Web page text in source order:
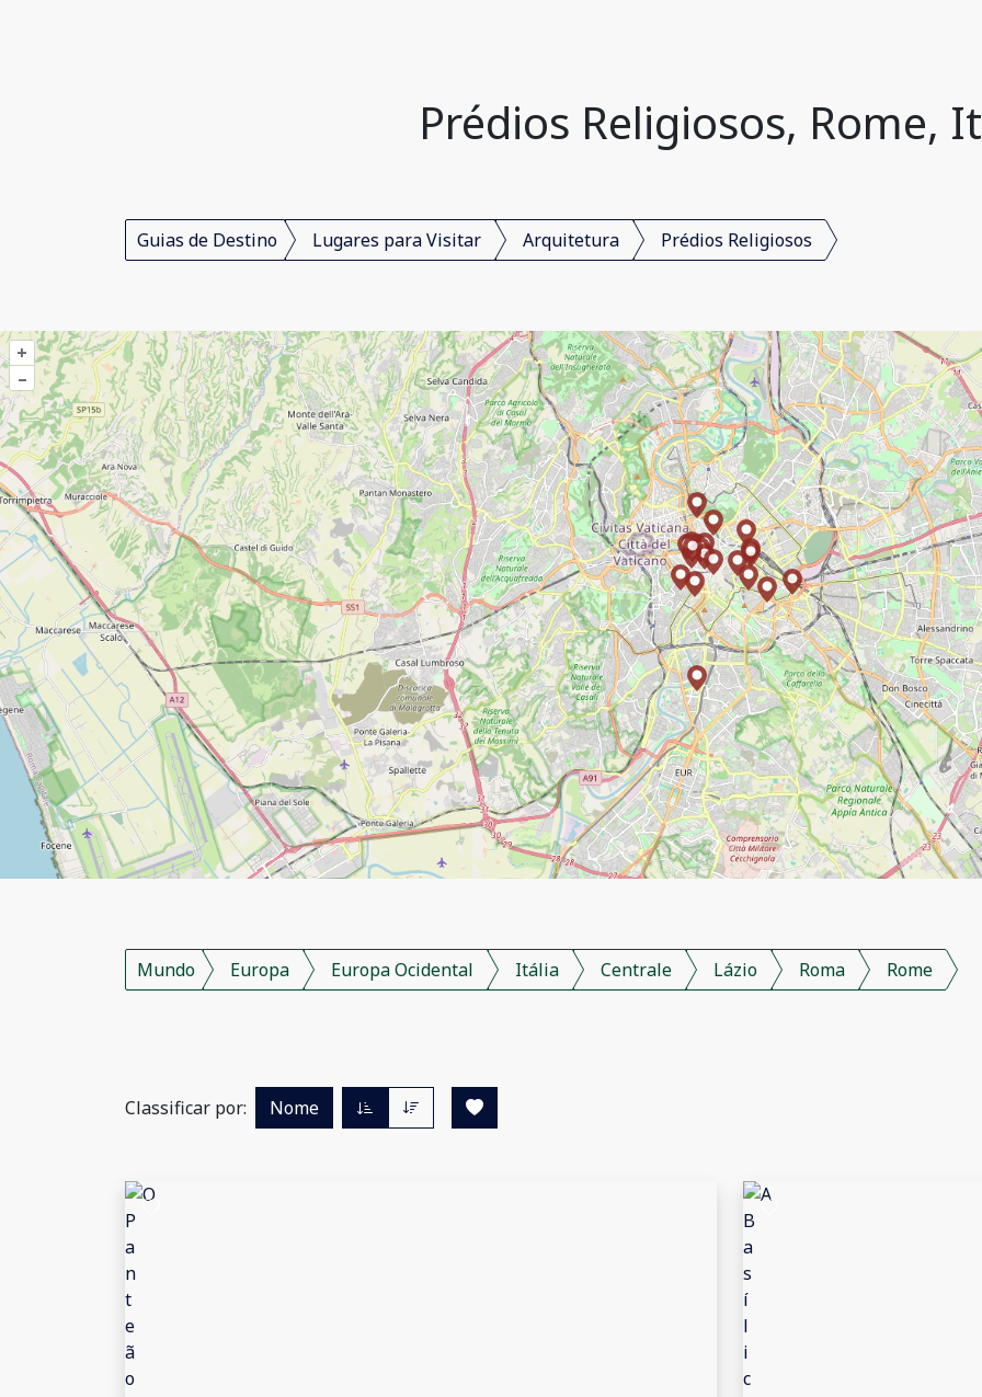
Prédios Religiosos, Rome,
Guias de Destino Lugares para Visitar Arquitetura Prédios Religiosos
+
–
Mundo Europa Europa Ocidental Itália Centrale Lázio Roma Rome
Classificar por: Nome